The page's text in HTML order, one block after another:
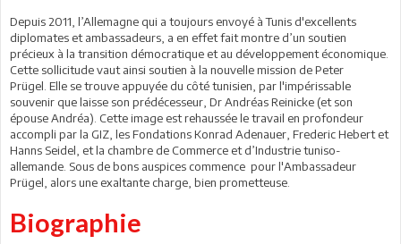
Depuis 2011, l’Allemagne qui a toujours envoyé à Tunis d'excellents
diplomates et ambassadeurs, a en effet fait montre d’un soutien
précieux à la transition démocratique et au développement économique.
Cette sollicitude vaut ainsi soutien à la nouvelle mission de Peter
Prügel. Elle se trouve appuyée du côté tunisien, par l'impérissable
souvenir que laisse son prédécesseur, Dr Andréas Reinicke (et son
épouse Andréa). Cette image est rehaussée le travail en profondeur
accompli par la GIZ, les Fondations Konrad Adenauer, Frederic Hebert et
Hanns Seidel, et la chambre de Commerce et d’Industrie tuniso-
allemande. Sous de bons auspices commence pour l'Ambassadeur
Prügel, alors une exaltante charge, bien prometteuse.
Biographie